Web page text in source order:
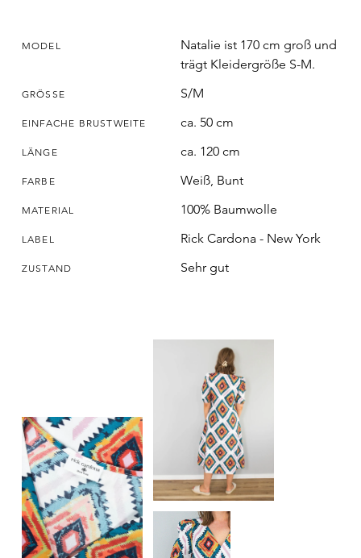
MODEL
Natalie ist 170 cm groß und
trägt Kleidergröße S-M.
GRÖSSE S/M
EINFACHE BRUSTWEITE ca. 50 cm
LÄNGE ca. 120 cm
FARBE Weiß, Bunt
MATERIAL 100% Baumwolle
LABEL Rick Cardona - New York
ZUSTAND Sehr gut